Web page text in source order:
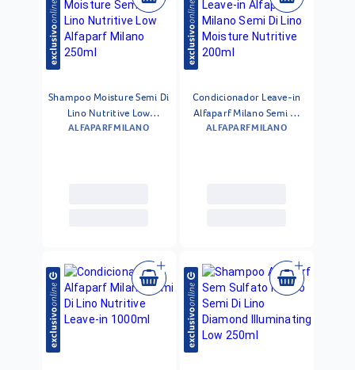
Shampoo Moisture Semi Di
Lino Nutritive Low
Alfaparf Milano 250ml
ALFAPARF MILANO
Condicionador Leave-in
Alfaparf Milano Semi Di
Lino Moisture Nutritive
ALFAPARF MILANO